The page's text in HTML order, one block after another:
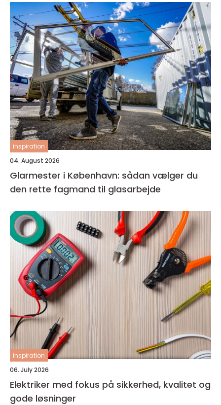
inspiration
04. August 2026
Glarmester i København: sådan vælger du
den rette fagmand til glasarbejde
inspiration
06. July 2026
Elektriker med fokus på sikkerhed, kvalitet og
gode løsninger